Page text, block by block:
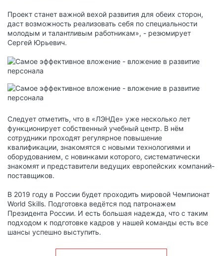
Проект станет важной вехой развития для обеих сторон,
даст возможность реализовать себя по специальности
молодым и талантливым работникам», - резюмирует
Сергей Юрьевич.
Следует отметить, что в «ЛЭНДе» уже несколько лет
функционирует собственный учебный центр. В нём
сотрудники проходят регулярное повышение
квалификации, знакомятся с новыми технологиями и
оборудованием, с новинками которого, систематически
знакомят и представители ведущих европейских компаний-
поставщиков.
В 2019 году в России будет проходить мировой Чемпионат
World Skills. Подготовка ведётся под патронажем
Президента России. И есть большая надежда, что с таким
подходом к подготовке кадров у нашей команды есть все
шансы успешно выступить.